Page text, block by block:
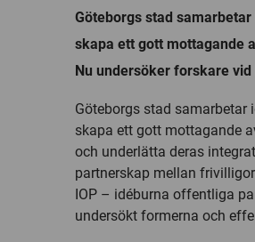
Göteborgs stad
skapa ett gott mottagande
Nu undersöker forskare
Göteborgs stad
skapa ett gott mottagande
och underlätta deras
partnerskap mellan
IOP – idéburna offentliga
undersökt formerna och